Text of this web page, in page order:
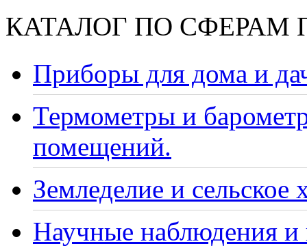
КАТАЛОГ ПО СФЕРАМ
Приборы для дома и
Термометры и
помещений.
Земледелие и сельское
Научные наблюдения и